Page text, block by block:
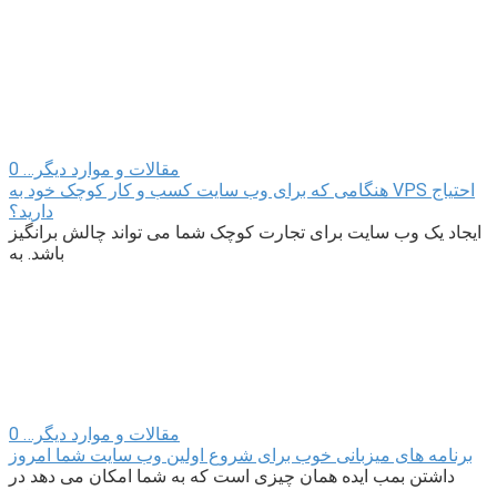
مقالات و موارد دیگر… 0
هنگامی که برای وب سایت کسب و کار کوچک خود به VPS احتیاج
دارید؟
ایجاد یک وب سایت برای تجارت کوچک شما می تواند چالش برانگیز
باشد. به
مقالات و موارد دیگر… 0
برنامه های میزبانی خوب برای شروع اولین وب سایت شما امروز
داشتن بمب ایده همان چیزی است که به شما امکان می دهد در